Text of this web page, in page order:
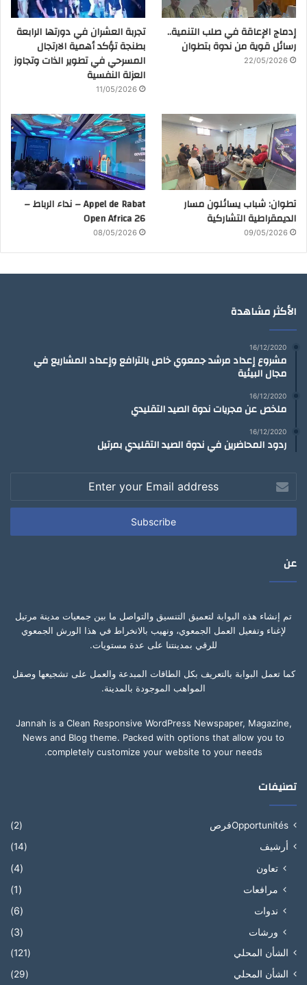
إدماج الإعاقة في صلب التنمية..
رسائل قوية من ندوة بتطوان
22/05/2026
تجربة العشران في دورتها الرابعة
بطنجة تؤكد أهمية الارتجال
المسرحي في تطوير الذات وتجاوز
العزلة النفسية
11/05/2026
تطوان: شباب يسائلون مسار
الديمقراطية التشاركية
09/05/2026
Appel de Rabat – نداء الرباط –
Open Africa 26
08/05/2026
الأكثر مشاهدة
16/12/2020
مشروع إعداد مرشد جمعوي خاص بالترافع وإعداد المشاريع في
مجال البيئية
16/12/2020
ملخص عن مجريات ندوة الصيد التقليدي
16/12/2020
ردود المحاضرين في ندوة الصيد التقليدي بمرتيل
your
Email
عن
تم إنشاء هذه البوابة لتعميق التنسيق والتواصل ما بين جمعيات مدينة مرتيل
لإغناء وتفعيل العمل الجمعوي، ونهيب بالانخراط في هذا الورش الجمعوي
للرقي بمدينتنا على عدة مستويات.
كما تعمل البوابة بالتعريف بكل الطاقات المبدعة والعمل على تشجيعها وصقل
المواهب الموجودة بالمدينة.
Jannah is a Clean Responsive WordPress Newspaper, Magazine,
News and Blog theme. Packed with options that allow you to
completely customize your website to your needs.
تصنيفات
Opportunitésفرص
(2)
أرشيف
(14)
تعاون
(4)
مرافعات
(1)
ندوات
(6)
ورشات
(3)
الشأن المحلي
(121)
الشأن المحلي
(29)